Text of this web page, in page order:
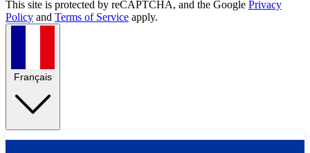
This site is protected by reCAPTCHA, and the Google Privacy
Policy and Terms of Service apply.
Français